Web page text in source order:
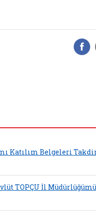
Katılım Belgeleri
TOPÇU İl